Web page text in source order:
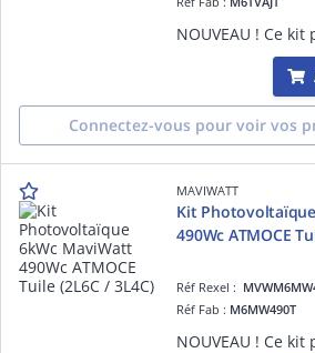
Connectez-vous pour voir vos
MAVIWATT
Kit
490Wc ATMOCE
Réf Rexel :
Réf Fab : M6MW490T